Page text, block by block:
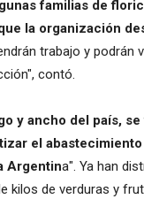
familias de
la organización
trabajo y podrán
contó.
y ancho del país,
el
Argentina". Ya han
kilos de verduras y